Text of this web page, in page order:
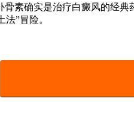
确实是治疗白癜风的经典
”冒险。